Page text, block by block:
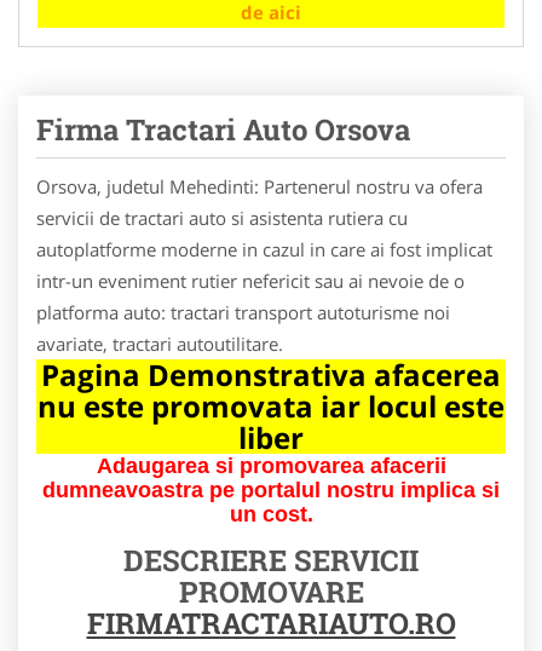
de aici
Firma Tractari Auto Orsova
Orsova, judetul Mehedinti: Partenerul nostru va ofera
servicii de tractari auto si asistenta rutiera cu
autoplatforme moderne in cazul in care ai fost implicat
intr-un eveniment rutier nefericit sau ai nevoie de o
platforma auto: tractari transport autoturisme noi
avariate, tractari autoutilitare.
Pagina Demonstrativa afacerea
nu este promovata iar locul este
liber
Adaugarea si promovarea afacerii
dumneavoastra pe portalul nostru implica si
un cost.
DESCRIERE SERVICII
PROMOVARE
FIRMATRACTARIAUTO.RO